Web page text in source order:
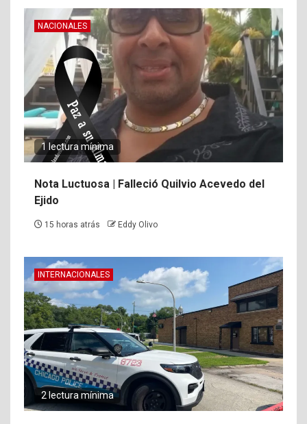
NACIONALES
1 lectura mínima
Nota Luctuosa | Falleció Quilvio Acevedo del
Ejido
15 horas atrás Eddy Olivo
INTERNACIONALES
2 lectura mínima